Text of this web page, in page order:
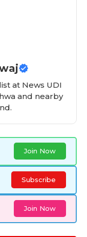
at News UDI
and nearby
Join Now
Subscribe
Join Now